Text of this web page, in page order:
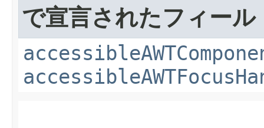
で宣言されたフィール